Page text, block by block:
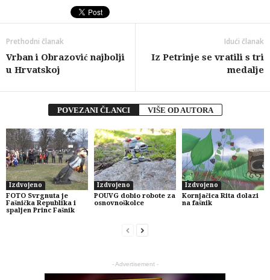
Prethodni članak
Vrban i Obrazović najbolji
u Hrvatskoj
Idući članak
Iz Petrinje se vratili s tri
medalje
POVEZANI ČLANCI VIŠE OD AUTORA
Izdvojeno
FOTO Svrgnuta je
Fašnička Republika i
spaljen Princ Fašnik
Izdvojeno
POUVG dobio robote za
osnovnoškolce
Izdvojeno
Kornjačica Rita dolazi
na fašnik
- Advertisement -